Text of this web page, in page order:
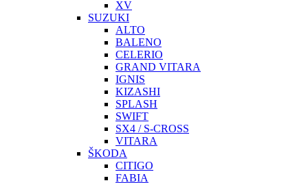
XV
SUZUKI
ALTO
BALENO
CELERIO
GRAND VITARA
IGNIS
KIZASHI
SPLASH
SWIFT
SX4 / S-CROSS
VITARA
ŠKODA
CITIGO
FABIA